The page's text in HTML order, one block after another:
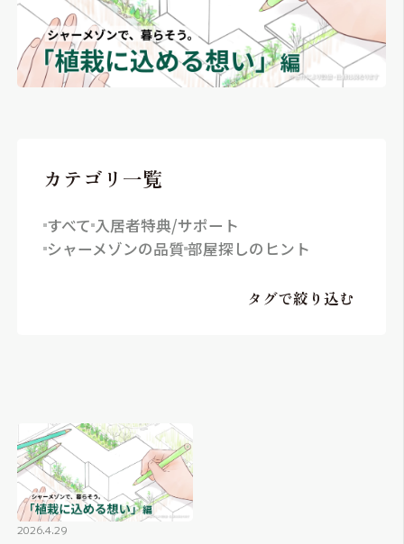
シャーメゾンとは
シャーメゾンセレクショ
シャーメゾンライフ CLUB
らくらくパートナー
シャーメゾンライフ GUARD
らくらくプラチナ
カテゴリ一覧
すべて 入居者特典/サポート
シャーメゾンの品質部屋探しのヒント
タグで絞り込む
2026.4.29